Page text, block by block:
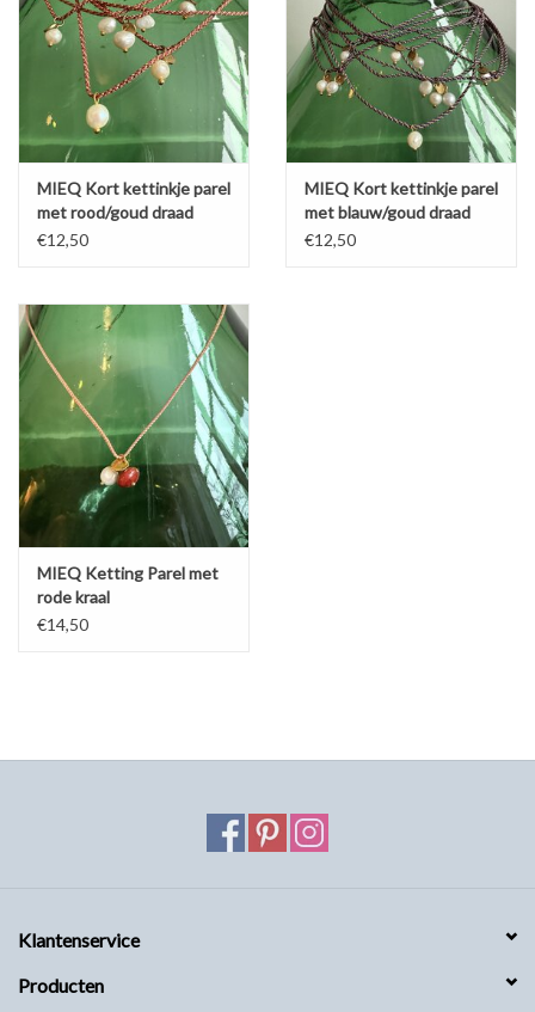
MIEQ Kort kettinkje parel
met rood/goud draad
€12,50
MIEQ Kort kettinkje parel
met blauw/goud draad
€12,50
MIEQ Ketting Parel met
rode kraal
€14,50
Klantenservice
Producten